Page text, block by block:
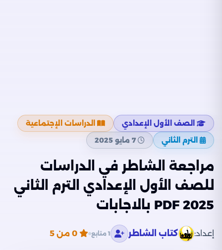
الصف الأول الإعدادي
الدراسات الإجتماعية
الترم الثاني
7 مايو 2025
مراجعة الشاطر في الدراسات
للصف الأول الإعدادي الترم الثاني
2025 PDF بالاجابات
إعداد: كتاب الشاطر 1 متابع 0 من 5